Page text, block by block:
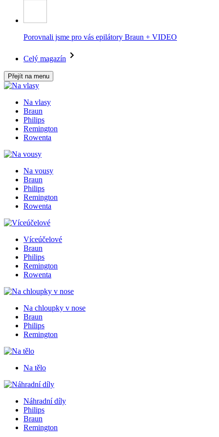
Porovnali jsme pro vás epilátory Braun + VIDEO
Celý magazín
Přejít na menu
Na vlasy
Braun
Philips
Remington
Rowenta
Na vousy
Braun
Philips
Remington
Rowenta
Víceúčelové
Braun
Philips
Remington
Rowenta
Na chloupky v nose
Braun
Philips
Remington
Na tělo
Náhradní díly
Philips
Braun
Remington